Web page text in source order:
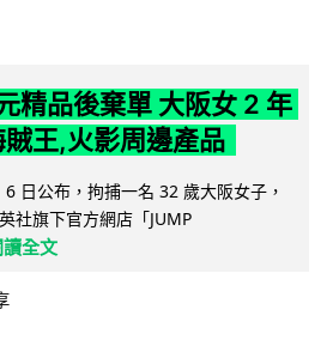
精品後棄單 大阪女 2 年
王,火影周邊產品
日公布，拘捕一名 32 歲大阪女子，
社旗下官方網店「JUMP
讀全文